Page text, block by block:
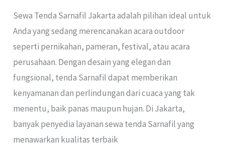
Sewa Tenda Sarnafil Jakarta adalah pilihan ideal untuk
Anda yang sedang merencanakan acara outdoor
seperti pernikahan, pameran, festival, atau acara
perusahaan. Dengan desain yang elegan dan
fungsional, tenda Sarnafil dapat memberikan
kenyamanan dan perlindungan dari cuaca yang tak
menentu, baik panas maupun hujan. Di Jakarta,
banyak penyedia layanan sewa tenda Sarnafil yang
menawarkan kualitas terbaik